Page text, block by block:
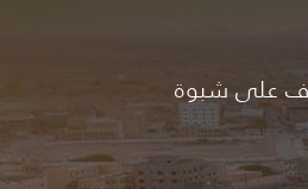
على شبوة